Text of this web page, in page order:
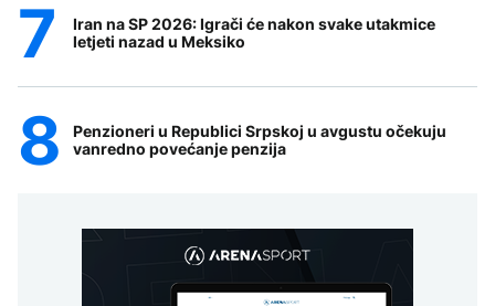
Iran na SP 2026: Igrači će nakon svake utakmice
letjeti nazad u Meksiko
Penzioneri u Republici Srpskoj u avgustu očekuju
vanredno povećanje penzija